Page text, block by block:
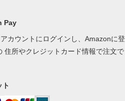
Pay
カウントにログインし、Amazonに登
住所やクレジットカード情報で注文で
ト